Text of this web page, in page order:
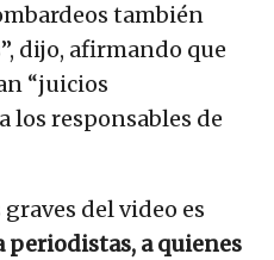
también
dijo, afirmando que
“juicios
los responsables de
del video es
periodistas, a quienes